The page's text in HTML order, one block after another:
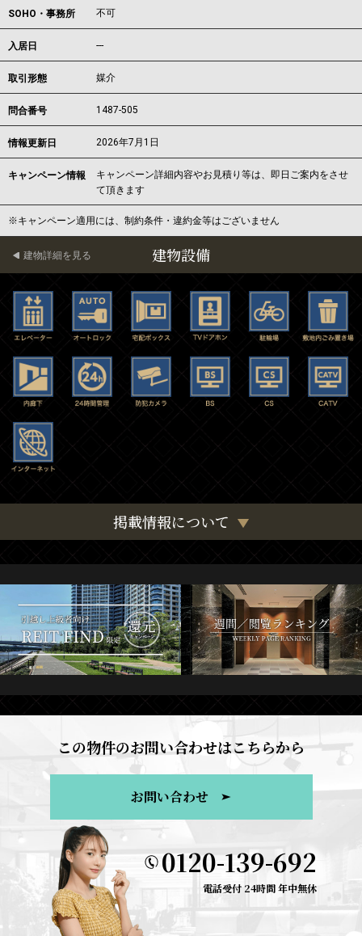
SOHO・事務所 不可
入居日 ---
取引形態 媒介
問合番号 1487-505
情報更新日 2026年7月1日
キャンペーン情報
キャンペーン詳細内容やお見積り等は、即日ご案内をさせ
て頂きます
※キャンペーン適用には、制約条件・違約金等はございません
建物設備
建物詳細を見る
掲載情報について
この物件のお問い合わせはこちらから
お問い合わせ
0120-139-692
電話受付 24時間 年中無休